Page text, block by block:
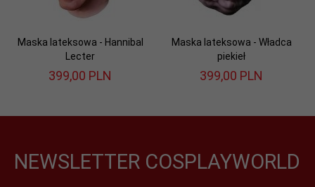
Maska lateksowa - Hannibal
Lecter
399,00 PLN
Maska lateksowa - Władca
piekieł
399,00 PLN
NEWSLETTER COSPLAYWORLD